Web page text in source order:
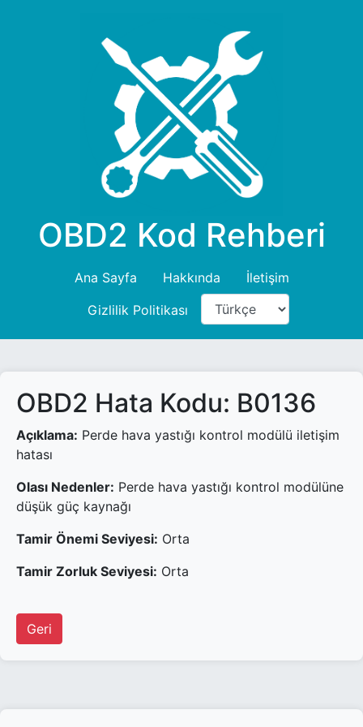
OBD2 Kod Rehberi
Ana Sayfa Hakkında
İletişim
Gizlilik Politikası
OBD2 Hata Kodu: B0136
Açıklama: Perde hava yastığı kontrol modülü iletişim
hatası
Olası Nedenler: Perde hava yastığı kontrol modülüne
düşük güç kaynağı
Tamir Önemi Seviyesi: Orta
Tamir Zorluk Seviyesi: Orta
Geri